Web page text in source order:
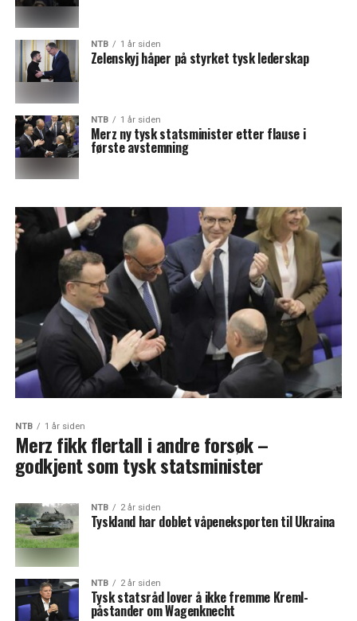
NTB 1 år siden
Zelenskyj håper på styrket tysk lederskap
NTB 1 år siden
Merz ny tysk statsminister etter flause i
første avstemning
NTB 1 år siden
Merz fikk flertall i andre forsøk –
godkjent som tysk statsminister
NTB 2 år siden
Tyskland har doblet våpeneksporten til Ukraina
NTB 2 år siden
Tysk statsråd lover å ikke fremme Kreml-
påstander om Wagenknecht